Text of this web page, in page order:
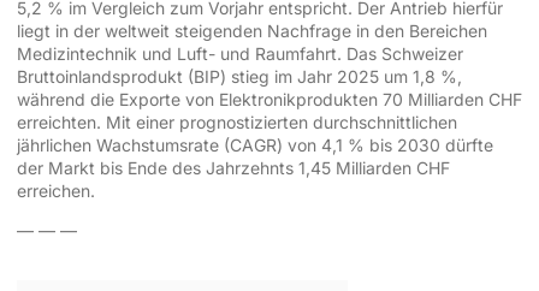
5,2 % im Vergleich zum Vorjahr entspricht. Der Antrieb hierfür
liegt in der weltweit steigenden Nachfrage in den Bereichen
Medizintechnik und Luft- und Raumfahrt. Das Schweizer
Bruttoinlandsprodukt (BIP) stieg im Jahr 2025 um 1,8 %,
während die Exporte von Elektronikprodukten 70 Milliarden CHF
erreichten. Mit einer prognostizierten durchschnittlichen
jährlichen Wachstumsrate (CAGR) von 4,1 % bis 2030 dürfte
der Markt bis Ende des Jahrzehnts 1,45 Milliarden CHF
erreichen.
— — —